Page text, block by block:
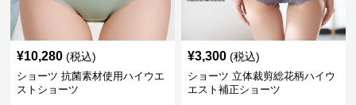
¥10,280 (税込)
ショーツ 抗菌素材使用ハイウエ
ストショーツ
¥3,300 (税込)
ショーツ 立体裁剪総花柄ハイウ
エスト補正ショーツ